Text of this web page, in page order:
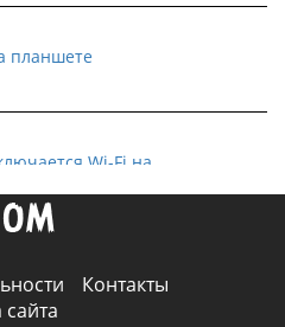
планшете
Wi-Fi на
Контакты
сайта